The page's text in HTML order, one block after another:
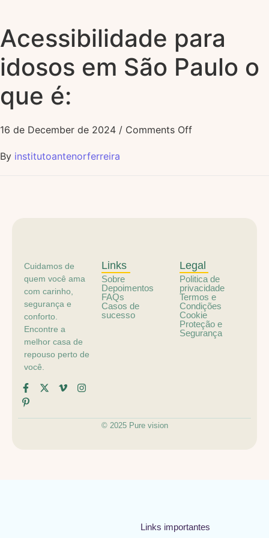
Acessibilidade para
idosos em São Paulo o
que é:
16 de December de 2024 / Comments Off
By institutoantenorferreira
Cuidamos de
quem você ama
com carinho,
segurança e
conforto.
Encontre a
melhor casa de
repouso perto de
você.
Links
Sobre
Depoimentos
FAQs
Casos de
sucesso
Legal
Politica de
privacidade
Termos e
Condições
Cookie
Proteção e
Segurança
© 2025 Pure vision
Links importantes